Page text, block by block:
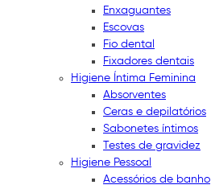
Enxaguantes
Escovas
Fio dental
Fixadores dentais
Higiene Íntima Feminina
Absorventes
Ceras e depilatórios
Sabonetes íntimos
Testes de gravidez
Higiene Pessoal
Acessórios de banho